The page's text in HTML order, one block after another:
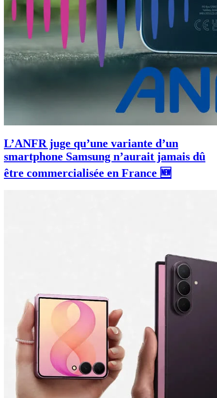
L’ANFR juge qu’une variante d’un
smartphone Samsung n’aurait jamais dû
être commercialisée en France 🆕